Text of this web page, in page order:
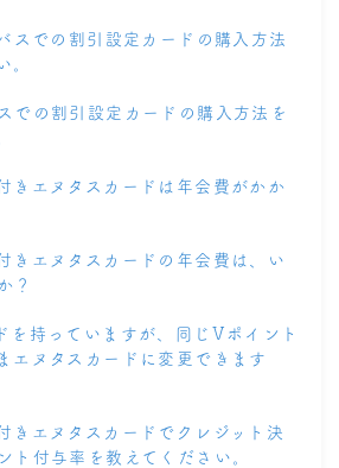
スでの割引設定カードの購入方法
。
での割引設定カードの購入方法を
きエヌタスカードは年会費がかか
きエヌタスカードの年会費は、い
？
を持っていますが、同じVポイント
エヌタスカードに変更できます
きエヌタスカードでクレジット決
ト付与率を教えてください。